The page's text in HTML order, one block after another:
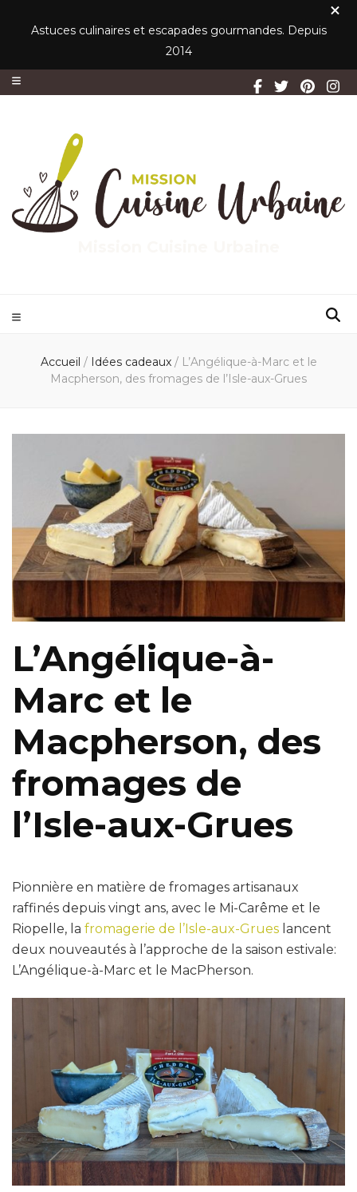
Astuces culinaires et escapades gourmandes. Depuis
2014
Accueil / Idées cadeaux / L’Angélique-à-Marc et le
Macpherson, des fromages de l’Isle-aux-Grues
L’Angélique-à-
Marc et le
Macpherson, des
fromages de
l’Isle-aux-Grues
Pionnière en matière de fromages artisanaux
raffinés depuis vingt ans, avec le Mi-Carême et le
Riopelle, la fromagerie de l’Isle-aux-Grues lancent
deux nouveautés à l’approche de la saison estivale:
L’Angélique-à-Marc et le MacPherson.